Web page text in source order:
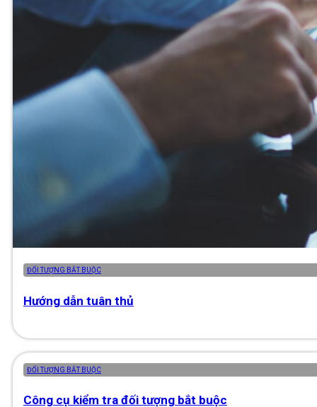
ĐỐI TƯỢNG BẮT BUỘC
Hướng dẫn tuân thủ
ĐỐI TƯỢNG BẮT BUỘC
Công cụ kiểm tra đối tượng bắt buộc